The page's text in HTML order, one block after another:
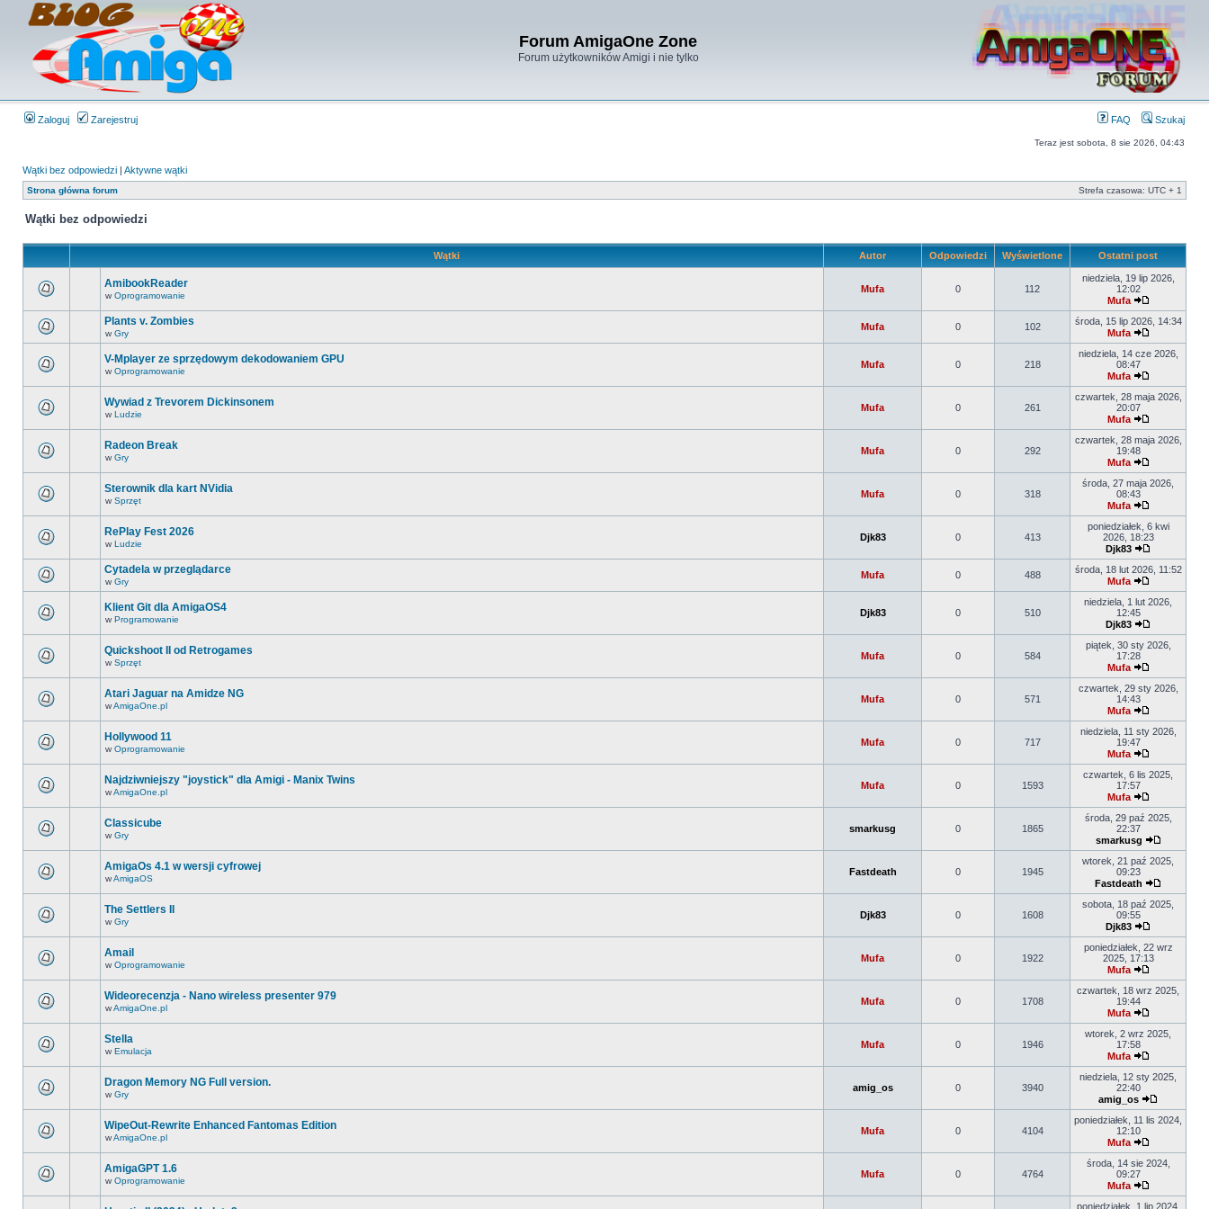
Forum AmigaOne Zone
Forum użytkowników Amigi i nie tylko
Zaloguj Zarejestruj FAQ Szukaj
Teraz jest sobota, 8 sie 2026, 04:43
Wątki bez odpowiedzi | Aktywne wątki
Strona główna forum Strefa czasowa: UTC + 1
Wątki bez odpowiedzi
Wątki Autor Odpowiedzi Wyświetlone Ostatni post
AmibookReader
w Oprogramowanie
Mufa 0 112
niedziela, 19 lip 2026,
12:02
Mufa
Plants v. Zombies
w Gry
Mufa 0 102
środa, 15 lip 2026, 14:34
Mufa
V-Mplayer ze sprzędowym dekodowaniem GPU
w Oprogramowanie
Mufa 0 218
niedziela, 14 cze 2026,
08:47
Mufa
Wywiad z Trevorem Dickinsonem
w Ludzie
Mufa 0 261
czwartek, 28 maja 2026,
20:07
Mufa
Radeon Break
w Gry
Mufa 0 292
czwartek, 28 maja 2026,
19:48
Mufa
Sterownik dla kart NVidia
w Sprzęt
Mufa 0 318
środa, 27 maja 2026,
08:43
Mufa
RePlay Fest 2026
w Ludzie
Djk83 0 413
poniedziałek, 6 kwi
2026, 18:23
Djk83
Cytadela w przeglądarce
w Gry
Mufa 0 488
środa, 18 lut 2026, 11:52
Mufa
Klient Git dla AmigaOS4
w Programowanie
Djk83 0 510
niedziela, 1 lut 2026,
12:45
Djk83
Quickshoot II od Retrogames
w Sprzęt
Mufa 0 584
piątek, 30 sty 2026,
17:28
Mufa
Atari Jaguar na Amidze NG
wAmigaOne.pl
Mufa 0 571
czwartek, 29 sty 2026,
14:43
Mufa
Hollywood 11
w Oprogramowanie
Mufa 0 717
niedziela, 11 sty 2026,
19:47
Mufa
Najdziwniejszy "joystick" dla Amigi - Manix Twins
wAmigaOne.pl
Mufa 0 1593
czwartek, 6 lis 2025,
17:57
Mufa
Classicube
w Gry
smarkusg 0 1865
środa, 29 paź 2025,
22:37
smarkusg
AmigaOs 4.1 w wersji cyfrowej
wAmigaOS
Fastdeath 0 1945
wtorek, 21 paź 2025,
09:23
Fastdeath
The Settlers II
w Gry
Djk83 0 1608
sobota, 18 paź 2025,
09:55
Djk83
Amail
w Oprogramowanie
Mufa 0 1922
poniedziałek, 22 wrz
2025, 17:13
Mufa
Wideorecenzja - Nano wireless presenter 979
wAmigaOne.pl
Mufa 0 1708
czwartek, 18 wrz 2025,
19:44
Mufa
Stella
w Emulacja
Mufa 0 1946
wtorek, 2 wrz 2025,
17:58
Mufa
Dragon Memory NG Full version.
w Gry
amig_os 0 3940
niedziela, 12 sty 2025,
22:40
amig_os
WipeOut-Rewrite Enhanced Fantomas Edition
wAmigaOne.pl
Mufa 0 4104
poniedziałek, 11 lis 2024,
12:10
Mufa
AmigaGPT 1.6
w Oprogramowanie
Mufa 0 4764
środa, 14 sie 2024,
09:27
Mufa
poniedziałek, 1 lip 2024,